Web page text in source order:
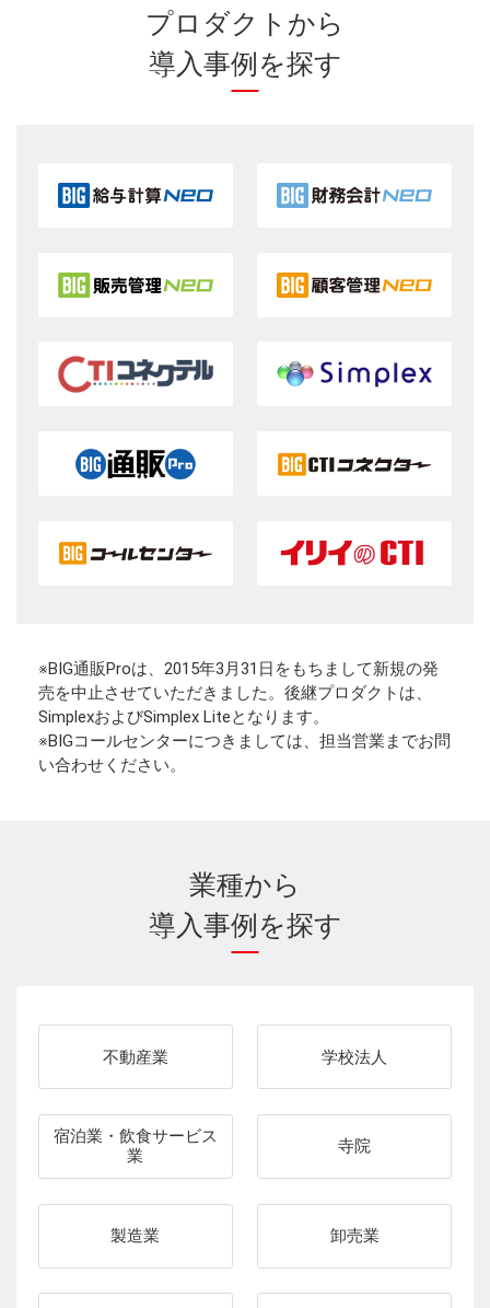
プロダクトから
導入事例を探す
※BIG通販Proは、2015年3月31日をもちまして新規の発
売を中止させていただきました。後継プロダクトは、
SimplexおよびSimplex Liteとなります。
※BIGコールセンターにつきましては、担当営業までお問
い合わせください。
業種から
導入事例を探す
不動産業 学校法人
宿泊業・飲食サービス
業
寺院
製造業 卸売業